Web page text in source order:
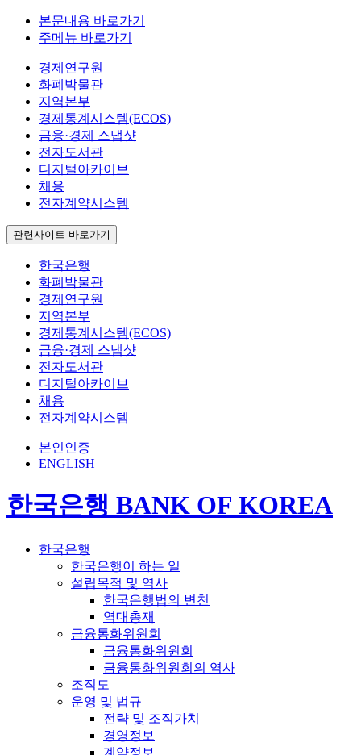
본문내용 바로가기
주메뉴 바로가기
경제연구원
화폐박물관
지역본부
경제통계시스템(ECOS)
금융·경제 스냅샷
전자도서관
디지털아카이브
채용
전자계약시스템
관련사이트 바로가기
한국은행
화폐박물관
경제연구원
지역본부
경제통계시스템(ECOS)
금융·경제 스냅샷
전자도서관
디지털아카이브
채용
전자계약시스템
본인인증
ENGLISH
한국은행 BANK OF KOREA
한국은행
한국은행이 하는 일
설립목적 및 역사
한국은행법의 변천
역대총재
금융통화위원회
금융통화위원회
금융통화위원회의 역사
조직도
운영 및 법규
전략 및 조직가치
경영정보
계약정보